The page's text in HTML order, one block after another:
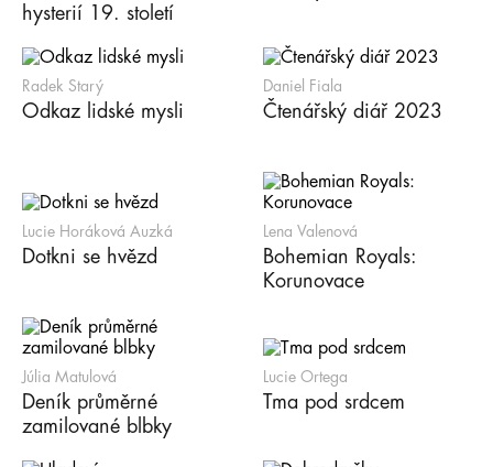
hysterií 19. století
Radek Starý
Odkaz lidské mysli
Daniel Fiala
Čtenářský diář 2023
Lucie Horáková Auzká
Dotkni se hvězd
Lena Valenová
Bohemian Royals:
Korunovace
Júlia Matulová
Deník průměrné
zamilované blbky
Lucie Ortega
Tma pod srdcem